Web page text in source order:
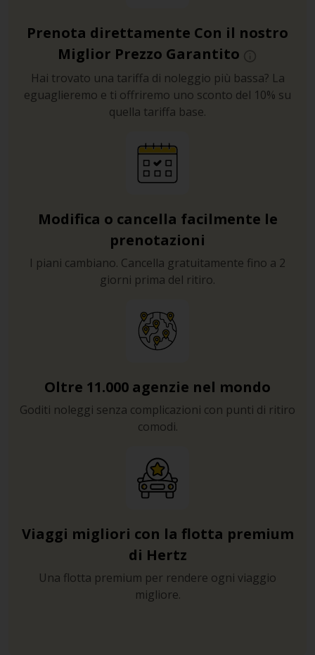
Prenota direttamente Con il nostro
Miglior Prezzo Garantito
Hai trovato una tariffa di noleggio più bassa? La
eguaglieremo e ti offriremo uno sconto del 10% su
quella tariffa base.
Modifica o cancella facilmente le
prenotazioni
I piani cambiano. Cancella gratuitamente fino a 2
giorni prima del ritiro.
Oltre 11.000 agenzie nel mondo
Goditi noleggi senza complicazioni con punti di ritiro
comodi.
Viaggi migliori con la flotta premium
di Hertz
Una flotta premium per rendere ogni viaggio
migliore.